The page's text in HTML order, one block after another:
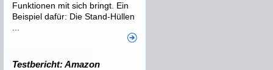
Funktionen mit sich bringt. Ein
Beispiel dafür: Die Stand-Hüllen
Testbericht: Amazon